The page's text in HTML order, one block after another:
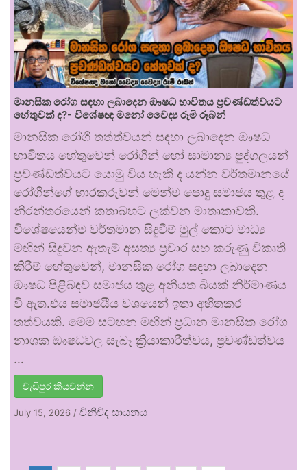
මානසික රෝග සඳහා ලබාදෙන ඖෂධ භාවිතය ප්‍රචණ්ඩත්වයට
හේතුවක් ද?- විශේෂඥ මනෝ වෛද්‍ය රූමි රූබන්
මානසික රෝගී තත්ත්වයන් සඳහා ලබාදෙන ඖෂධ
භාවිතය හේතුවෙන් රෝගීන් හෝ සාමාන්‍ය පුද්ගලයන්
ප්‍රචණ්ඩත්වයට යොමු විය හැකි ද යන්න වර්තමානයේ
රෝගීන්ගේ භාරකරුවන් මෙන්ම පොදු සමාජය තුළ ද
නිරන්තරයෙන් කතාබහට ලක්වන මාතෘකාවකි.
විශේෂයෙන්ම වර්තමාන සිදුවීම් මුල් කොට මාධ්‍ය
මඟින් සිදුවන ඇතැම් අසත්‍ය ප්‍රචාර සහ කරුණු විකෘති
කිරීම් හේතුවෙන්, මානසික රෝග සඳහා ලබාදෙන
ඖෂධ පිළිබඳව සමාජය තුළ අනියත බියක් නිර්මාණය
වී ඇත.එය සමාජයීය වශයෙන් ඉතා අහිතකර
තත්වයකි. මෙම සටහන මඟින් ප්‍රධාන මානසික රෝග
නාශක ඖෂධවල සැබෑ ක්‍රියාකාරීත්වය, ප්‍රචණ්ඩත්වය
…
වැඩිපුර කියවන්න
July 15, 2026 / විනිවිද සායනය